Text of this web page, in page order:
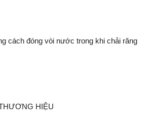
cách đóng vòi nước trong khi chải răng
HIỆU